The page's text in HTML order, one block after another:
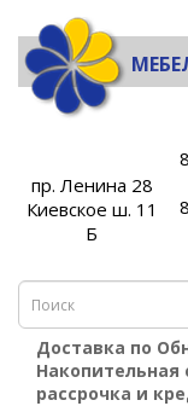
пр. Ленина 28
Киевское ш. 11
Б
Доставка по
Накопительная
рассрочка и